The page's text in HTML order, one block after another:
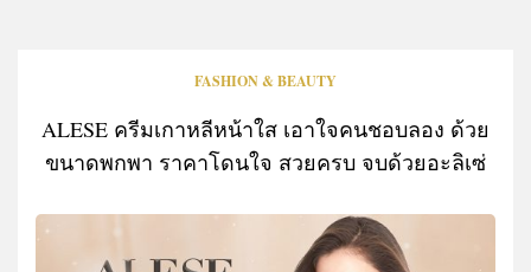
FASHION & BEAUTY
ALESE ครีมเกาหลีหน้าใส เอาใจคนชอบลอง ด้วย
ขนาดพกพา ราคาโดนใจ สวยครบ จบด้วยอะลิเซ่